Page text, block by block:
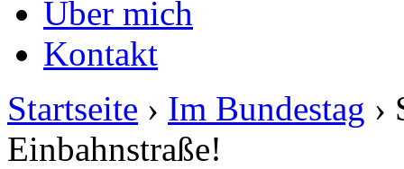
Über mich
Kontakt
Startseite › Im Bundestag ›
Einbahnstraße!